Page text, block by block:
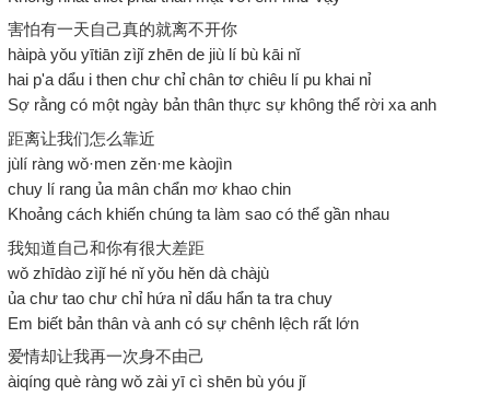
害怕有一天自己真的就离不开你
hàipà yǒu yītiān zìjǐ zhēn de jiù lí bù kāi nǐ
hai p'a dẩu i then chư chỉ chân tơ chiêu lí pu khai nỉ
Sợ rằng có một ngày bản thân thực sự không thể rời xa anh
距离让我们怎么靠近
jùlí ràng wǒ·men zěn·me kàojìn
chuy lí rang ủa mân chẩn mơ khao chin
Khoảng cách khiến chúng ta làm sao có thể gần nhau
我知道自己和你有很大差距
wǒ zhīdào zìjǐ hé nǐ yǒu hěn dà chàjù
ủa chư tao chư chỉ hứa nỉ dẩu hẩn ta tra chuy
Em biết bản thân và anh có sự chênh lệch rất lớn
爱情却让我再一次身不由己
àiqíng què ràng wǒ zài yī cì shēn bù yóu jǐ